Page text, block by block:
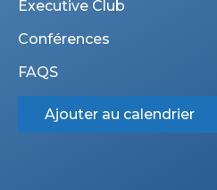
Executive Club
Conférences
FAQS
Ajouter au calendrier